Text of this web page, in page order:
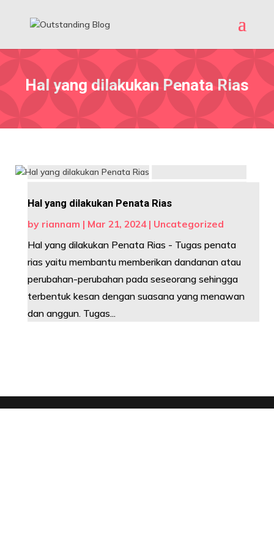
Hal yang dilakukan Penata Rias
Hal yang dilakukan Penata Rias
by riannam | Mar 21, 2024| Uncategorized
Hal yang dilakukan Penata Rias - Tugas penata
rias yaitu membantu memberikan dandanan atau
perubahan-perubahan pada seseorang sehingga
terbentuk kesan dengan suasana yang menawan
dan anggun. Tugas...